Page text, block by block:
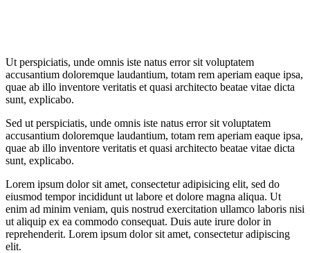
Ut perspiciatis, unde omnis iste natus error sit voluptatem
accusantium doloremque laudantium, totam rem aperiam eaque ipsa,
quae ab illo inventore veritatis et quasi architecto beatae vitae dicta
sunt, explicabo.
Sed ut perspiciatis, unde omnis iste natus error sit voluptatem
accusantium doloremque laudantium, totam rem aperiam eaque ipsa,
quae ab illo inventore veritatis et quasi architecto beatae vitae dicta
sunt, explicabo.
Lorem ipsum dolor sit amet, consectetur adipisicing elit, sed do
eiusmod tempor incididunt ut labore et dolore magna aliqua. Ut
enim ad minim veniam, quis nostrud exercitation ullamco laboris nisi
ut aliquip ex ea commodo consequat. Duis aute irure dolor in
reprehenderit. Lorem ipsum dolor sit amet, consectetur adipiscing
elit.